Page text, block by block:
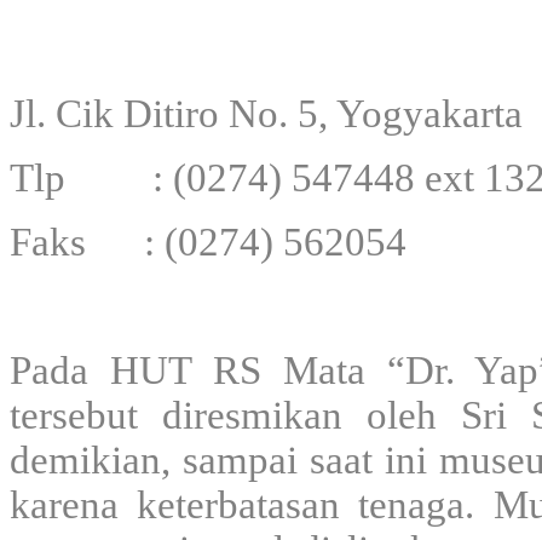
Jl. Cik Ditiro No. 5, Yogyakarta
Tlp : (0274) 547448 ext
Faks : (0274) 562054
Pada HUT RS Mata “Dr.
tersebut diresmikan oleh Sri
demikian, sampai saat ini
karena keterbatasan tenaga.